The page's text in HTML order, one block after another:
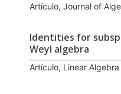
Artículo, Journal of
Identities for
Weyl algebra
Artículo, Linear